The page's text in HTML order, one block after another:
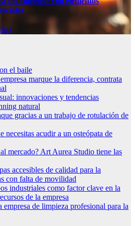
el baile
innovaciones y tendencias
natural
con falta de movilidad
de la empresa